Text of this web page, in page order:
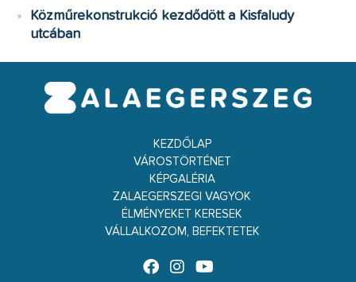
Közműrekonstrukció kezdődött a Kisfaludy
utcában
KEZDŐLAP
VÁROSTÖRTÉNET
KÉPGALÉRIA
ZALAEGERSZEGI VAGYOK
ÉLMÉNYEKET KERESEK
VÁLLALKOZOM, BEFEKTETEK